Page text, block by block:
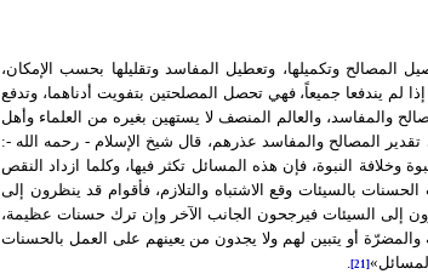
المصالح وتكميلها، وتعطيل المفاسد وتقليلها بحسب الإمكان،
لم يندفعا جميعاً، فهي تحصل المصلحتين بتفويت أدناهما، وتدفع
والمفاسد، والعالم المنصف لا يستهين بغيره من العلماء وأهل
المصالح والمفاسد عذرهم، قال شيخ الإسلام - رحمه الله -:
وخلافة النبوة، فإن هذه المسائل تكثر فيها، وكلما ازداد النقص
بالسيئات وقع الاشتباه والتلازم، فأقوام قد ينظرون إلى
إلى السيئات فيرجحون الجانب الآخر وإن ترك حسنات عظيمة،
والمضرّة أو يتبين لهم ولا يجدون من يعينهم على العمل بالحسنات
[21]
.